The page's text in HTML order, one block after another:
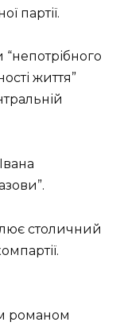
партії.
життя”
столичний
романом